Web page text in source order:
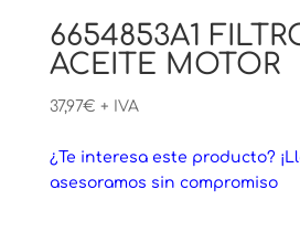
6654853A1
ACEITE MOTOR
37,97€ + IVA
¿Te interesa este producto?
asesoramos sin compromiso